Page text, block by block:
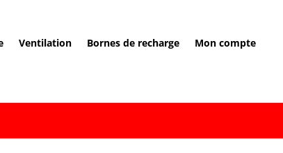
Ventilation Bornes de recharge Mon compte